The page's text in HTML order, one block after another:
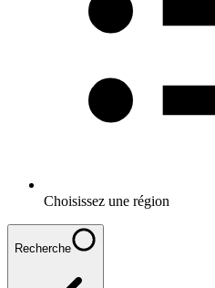
Choisissez une région
Recherche